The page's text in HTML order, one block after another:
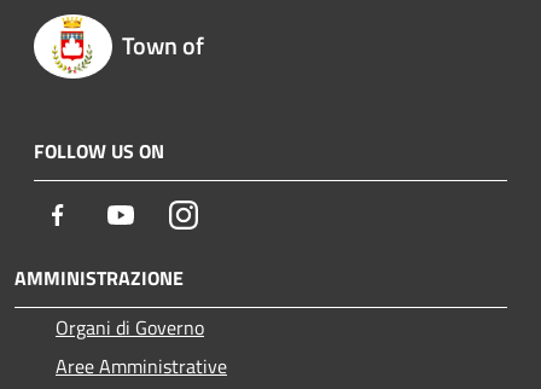
Town of
FOLLOW US ON
Facebook YoutubeInstagram
AMMINISTRAZIONE
Organi di Governo
Aree Amministrative